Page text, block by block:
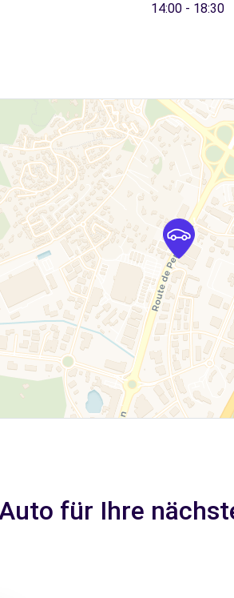
14:00 - 18:30
für Ihre